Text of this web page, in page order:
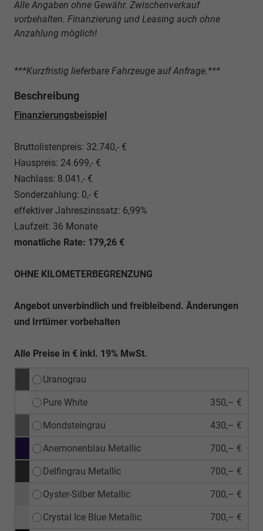
Alle Angaben ohne Gewähr. Zwischenverkauf
vorbehalten. Finanzierung und Leasing auch ohne
Anzahlung möglich!
***Kurzfristig lieferbare Fahrzeuge auf Anfrage.***
Beschreibung
Finanzierungsbeispiel
Bruttolistenpreis: 32.740,- €
Hauspreis: 24.699,- €
Nachlass: 8.041,- €
Sonderzahlung: 0,- €
effektiver Jahreszinssatz: 6,99%
Laufzeit: 36 Monate
monatliche Rate: 179,26 €
OHNE KILOMETERBEGRENZUNG
Angebot unverbindlich und freibleibend. Änderungen
und Irrtümer vorbehalten
Alle Preise in € inkl. 19% MwSt.
Uranograu
Pure White 350,– €
Mondsteingrau 430,– €
Anemonenblau Metallic 700,– €
Delfingrau Metallic 700,– €
Oyster-Silber Metallic 700,– €
Crystal Ice Blue Metallic 700,– €